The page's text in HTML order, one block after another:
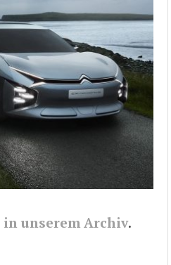
in unserem Archiv.